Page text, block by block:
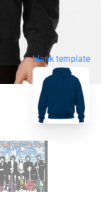
blank template